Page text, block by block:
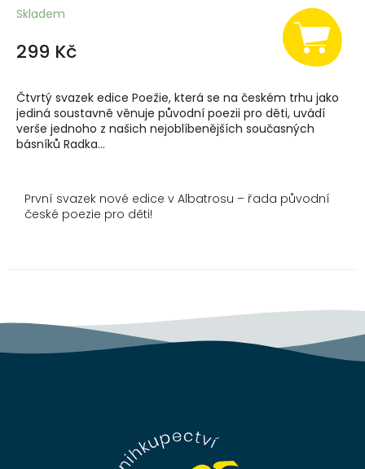
Skladem
299 Kč
Čtvrtý svazek edice Poežie, která se na českém trhu jako
jediná soustavně věnuje původní poezii pro děti, uvádí
verše jednoho z našich nejoblíbenějších současných
básníků Radka...
První svazek nové edice v Albatrosu – řada původní
české poezie pro děti!